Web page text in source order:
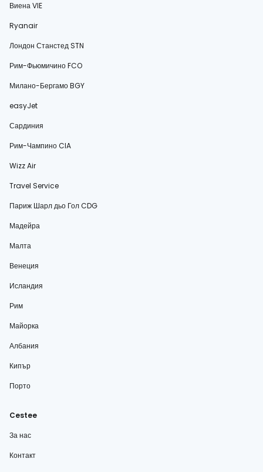
Виена VIE
Ryanair
Лондон Станстед STN
Рим-Фьюмичино FCO
Милано-Бергамо BGY
easyJet
Сардиния
Рим-Чампино CIA
Wizz Air
Travel Service
Париж Шарл дьо Гол CDG
Мадейра
Малта
Венеция
Исландия
Рим
Майорка
Албания
Кипър
Порто
Cestee
За нас
Контакт